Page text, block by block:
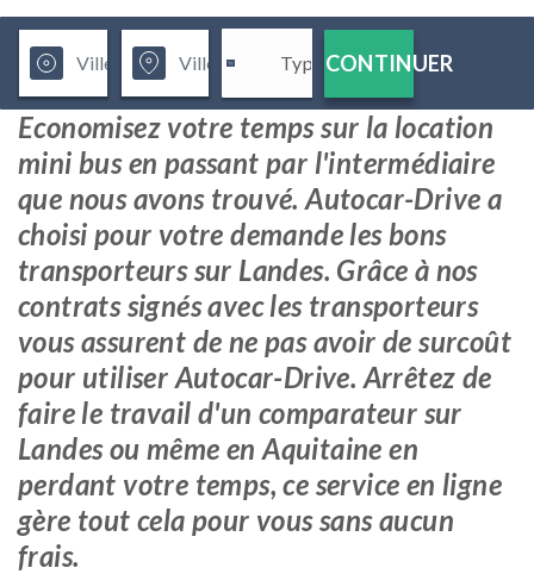
CONTINUER
Economisez votre temps sur la location
mini bus en passant par l'intermédiaire
que nous avons trouvé. Autocar-Drive a
choisi pour votre demande les bons
transporteurs sur Landes. Grâce à nos
contrats signés avec les transporteurs
vous assurent de ne pas avoir de surcoût
pour utiliser Autocar-Drive. Arrêtez de
faire le travail d'un comparateur sur
Landes ou même en Aquitaine en
perdant votre temps, ce service en ligne
gère tout cela pour vous sans aucun
frais.